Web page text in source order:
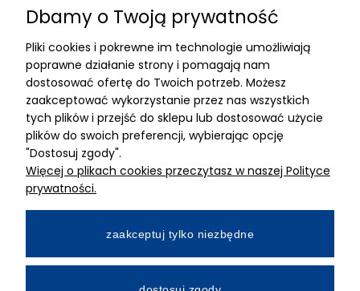
Znajdziesz nas
ADRES
MIMARI sp z o.o.
ul. Kurkowa 12
50-210 Wrocław
Dane rejestracyjne
NIP:8982325327
Wpłacony w całości
Dbamy o Twoją prywatność
Pliki cookies i pokrewne im technologie umożliwiają
poprawne działanie strony i pomagają nam
dostosować ofertę do Twoich potrzeb. Możesz
zaakceptować wykorzystanie przez nas wszystkich
tych plików i przejść do sklepu lub dostosować użycie
plików do swoich preferencji, wybierając opcję
"Dostosuj zgody".
Więcej o plikach cookies przeczytasz w naszej Polityce
prywatności.
zaakceptuj tylko niezbędne